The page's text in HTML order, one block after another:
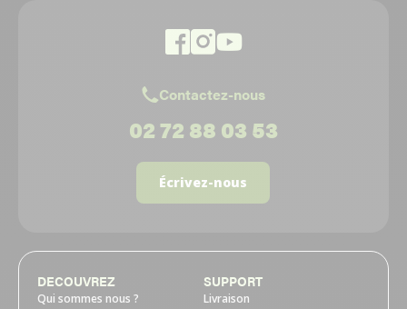
Contactez-nous
02 72 88 03 53
Écrivez-nous
DECOUVREZ
Qui sommes nous ?
SUPPORT
Livraison